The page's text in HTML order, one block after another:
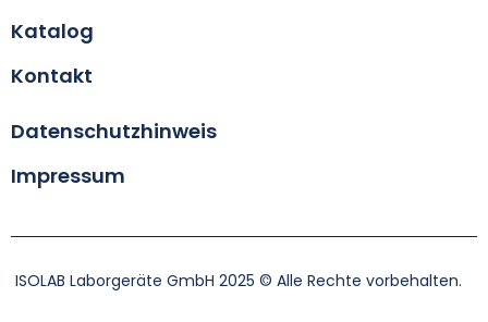
Katalog
Kontakt
Datenschutzhinweis
Impressum
ISOLAB Laborgeräte GmbH 2025 © Alle Rechte vorbehalten.